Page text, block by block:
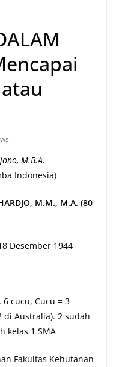
M.B.A.
Indonesia)
M.M., M.A. (80
Desember 1944
cucu, Cucu = 3
di Australia). 2 sudah
kelas 1 SMA
Fakultas Kehutanan